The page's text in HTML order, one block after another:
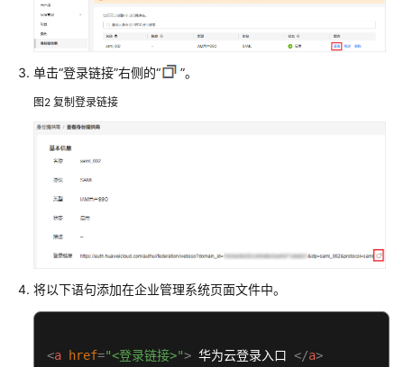
录
华
云
户
管
理
用
户
管
权
单击“登录链接”右侧的“ ”。
图2 复制登录链接
将以下语句添加在企业管理系统页面文件中。
<a href="<登录链接>"> 华为云登录入口 </a>